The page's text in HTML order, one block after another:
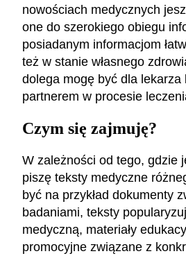
nowościach medycznych
one do szerokiego obiegu
posiadanym informacjom
też w stanie własnego
dolega mogę być dla lekarza
partnerem w procesie
Czym się zajmuję?
W zależności od tego, gdzie
piszę teksty medyczne
być na przykład dokumenty
badaniami, teksty
medyczną, materiały
promocyjne związane z